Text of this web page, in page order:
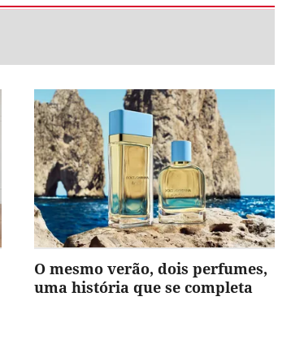
O mesmo verão, dois perfumes,
uma história que se completa